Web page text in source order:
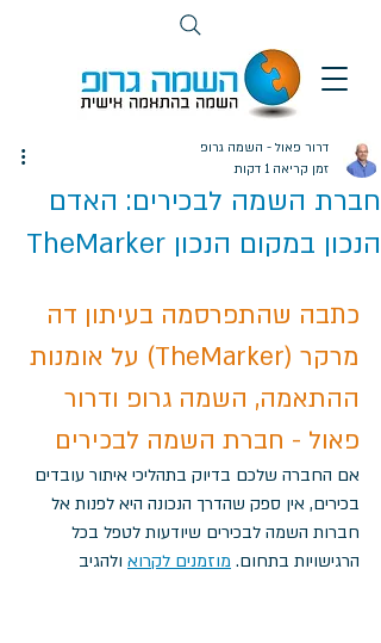
חברת השמה לבכירים: האדם
הנכון במקום הנכון TheMarker
דרור פאול - השמה גרופ
זמן קריאה 1 דקות
כתבה שהתפרסמה בעיתון דה
מרקר (TheMarker) על אומנות
ההתאמה, השמה גרופ ודרור
פאול - חברת השמה לבכירים
אם החברה שלכם בדיוק בתהליכי איתור עובדים
בכירים, אין ספק שהדרך הנכונה היא לפנות אל
חברות השמה לבכירים שיודעות לטפל בכל
הרגישויות בתחום. מוזמנים לקרוא ולהגיב